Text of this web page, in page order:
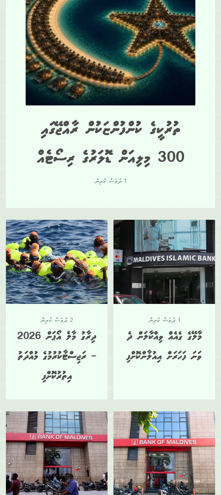
ތުރުކީގެ ކުންފުންޏަކުން ރާއްޖޭގައި
300 މިލިއަން ޑޮލަރުގެ ރިސޯޓެއް
1 ދުވަސް ކުރިން
1 ދުވަސް ކުރިން
މާލޭގެ ގެއެއް ވިއްކާލަން ދެ
ވަނަ ފަހަރަށް އިއުލާންކޮށްފި
2 ދުވަސް ކުރިން
ދިރާގު މާލެ އޯޕަން 2026
– ރަޖިސްޓާކުރުމުގެ މުއްދަތު
އިތުރުކޮށްފި